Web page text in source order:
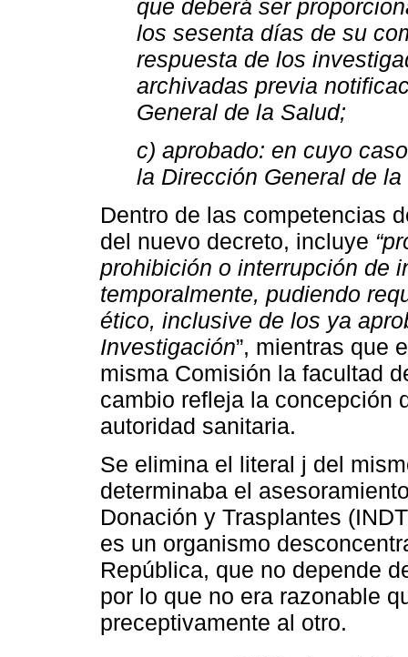
que deberá ser
los sesenta días de su
respuesta de los
archivadas previa
General de la Salud;
c) aprobado: en cuyo
la Dirección General de
Dentro de las competencias
del nuevo decreto, incluye
prohibición o interrupción de
temporalmente, pudiendo
ético, inclusive de los ya
Investigación”, mientras que
misma Comisión la facultad
cambio refleja la concepción
autoridad sanitaria.
Se elimina el literal j del
determinaba el
Donación y Trasplantes
es un organismo
República, que no depende
por lo que no era razonable
preceptivamente al otro.